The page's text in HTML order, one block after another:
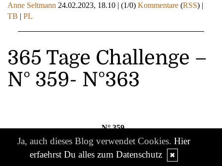
Anne Seltmann 24.02.2023, 18.10 | (1/0) Kommentare (RSS) |
TB | PL
365 Tage Challenge –
N° 359- N°363
N° 359
Ja, auch dieses Blog verwendet Cookies. Hier
erfaehrst Du alles zum Datenschutz
✖